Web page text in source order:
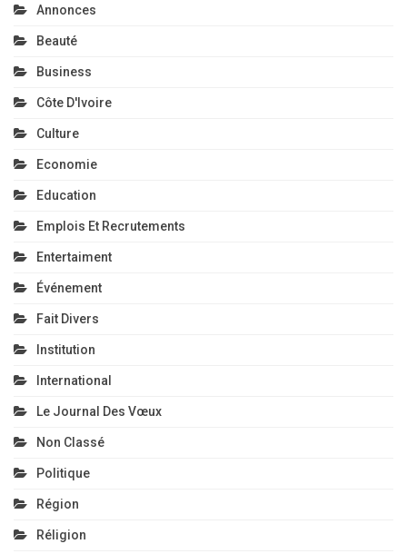
Annonces
Beauté
Business
Côte D'Ivoire
Culture
Economie
Education
Emplois Et Recrutements
Entertaiment
Événement
Fait Divers
Institution
International
Le Journal Des Vœux
Non Classé
Politique
Région
Réligion